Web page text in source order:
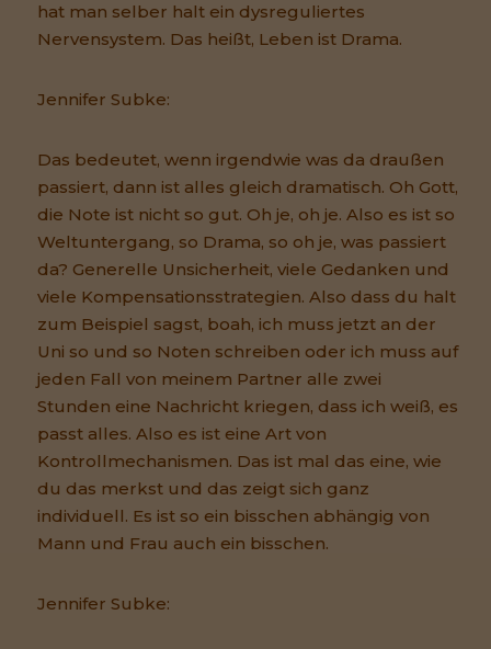
hat man selber halt ein dysreguliertes
Nervensystem. Das heißt, Leben ist Drama.
Jennifer Subke:
Das bedeutet, wenn irgendwie was da draußen
passiert, dann ist alles gleich dramatisch. Oh Gott,
die Note ist nicht so gut. Oh je, oh je. Also es ist so
Weltuntergang, so Drama, so oh je, was passiert
da? Generelle Unsicherheit, viele Gedanken und
viele Kompensationsstrategien. Also dass du halt
zum Beispiel sagst, boah, ich muss jetzt an der
Uni so und so Noten schreiben oder ich muss auf
jeden Fall von meinem Partner alle zwei
Stunden eine Nachricht kriegen, dass ich weiß, es
passt alles. Also es ist eine Art von
Kontrollmechanismen. Das ist mal das eine, wie
du das merkst und das zeigt sich ganz
individuell. Es ist so ein bisschen abhängig von
Mann und Frau auch ein bisschen.
Jennifer Subke: